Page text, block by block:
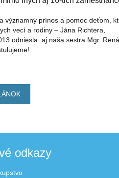
významný prínos a pomoc deťom,
vecí a rodiny – Jána Richtera,
odniesla aj naša sestra Mgr.
odkazy